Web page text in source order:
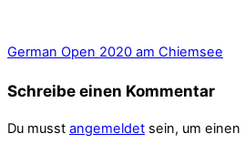
German Open 2020 am Chiemsee
Schreibe einen Kommentar
Du musst angemeldet sein, um